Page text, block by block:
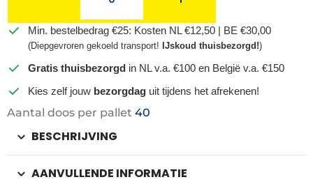
Min. bestelbedrag €25: Kosten NL €12,50 | BE €30,00
(Diepgevroren gekoeld transport! IJskoud thuisbezorgd!)
Gratis thuisbezorgd in NL v.a. €100 en België v.a. €150
Kies zelf jouw bezorgdag uit tijdens het afrekenen!
Aantal doos per pallet 40
BESCHRIJVING
AANVULLENDE INFORMATIE